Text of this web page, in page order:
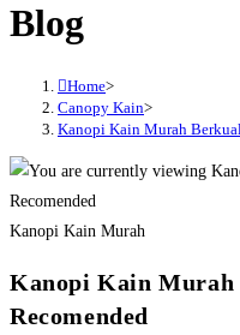
website
Blog
Home>
Canopy Kain>
Kanopi Kain Murah
Kanopi Kain Murah
Kanopi Kain Murah
Recomended